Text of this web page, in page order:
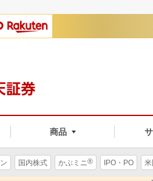
商品
国内株式 かぶミニ® IPO・PO